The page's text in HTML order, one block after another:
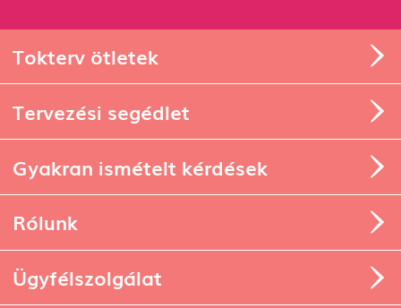
Tokterv ötletek
Tervezési segédlet
Gyakran ismételt kérdések
Rólunk
Ügyfélszolgálat